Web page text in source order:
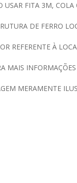
USAR FITA 3M,
DE FERRO
REFERENTE À
MAIS
MERAMENTE